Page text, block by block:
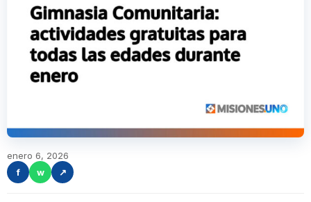
enero 6, 2026
f
w ↗